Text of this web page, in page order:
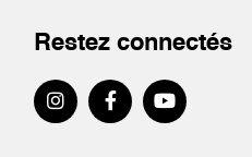
Restez connectés